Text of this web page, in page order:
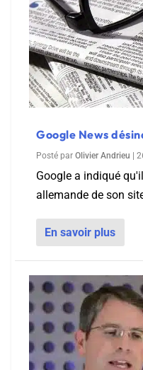
Google News
Posté par Olivier Andrieu |
Google a indiqué
allemande de son
En savoir plus